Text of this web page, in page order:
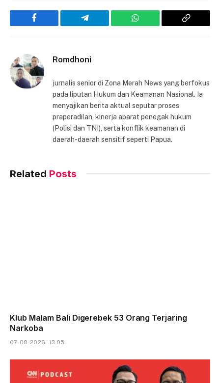
Facebook Telegram WhatsApp
Copy
Romdhoni
jurnalis senior di Zona Merah News yang berfokus
pada liputan Hukum dan Keamanan Nasional. Ia
menyajikan berita aktual seputar proses
praperadilan, kinerja aparat penegak hukum
(Polisi dan TNI), serta konflik keamanan di
daerah-daerah sensitif seperti Papua.
Related Posts
Klub Malam Bali Digerebek 53 Orang Terjaring
Narkoba
07-08-2026 - 13.05